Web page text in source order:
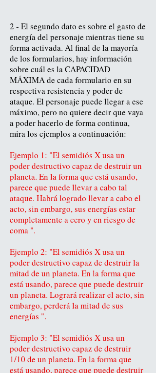
2 - El segundo dato es sobre el gasto de
energía del personaje mientras tiene su
forma activada. Al final de la mayoría
de los formularios, hay información
sobre cuál es la CAPACIDAD
MÁXIMA de cada formulario en su
respectiva resistencia y poder de
ataque. El personaje puede llegar a ese
máximo, pero no quiere decir que vaya
a poder hacerlo de forma continua,
mira los ejemplos a continuación:
Ejemplo 1: "El semidiós X usa un
poder destructivo capaz de destruir un
planeta. En la forma que está usando,
parece que puede llevar a cabo tal
ataque. Habrá logrado llevar a cabo el
acto, sin embargo, sus energías estar
completamente a cero y en riesgo de
coma ".
Ejemplo 2: "El semidiós X usa un
poder destructivo capaz de destruir la
mitad de un planeta. En la forma que
está usando, parece que puede destruir
un planeta. Logrará realizar el acto, sin
embargo, perderá la mitad de sus
energías ".
Ejemplo 3: "El semidiós X usa un
poder destructivo capaz de destruir
1/10 de un planeta. En la forma que
está usando, parece que puede destruir